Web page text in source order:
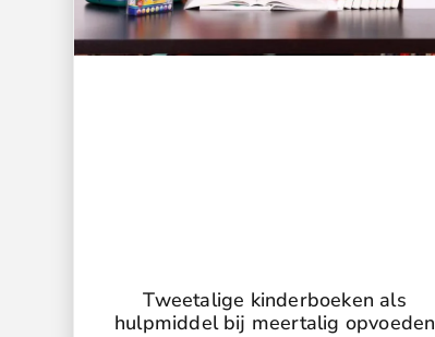
Tweetalige kinderboeken als
hulpmiddel bij meertalig opvoeden